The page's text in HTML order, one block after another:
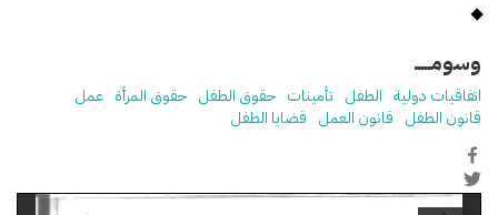
وسومـــــ
اتفاقيات دولية الطفل تأمينات حقوق الطفل حقوق المرأة عمل
قانون الطفل قانون العمل قضايا الطفل